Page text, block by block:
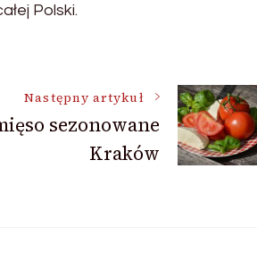
Polski.
Następny artykuł
sezonowane
Kraków